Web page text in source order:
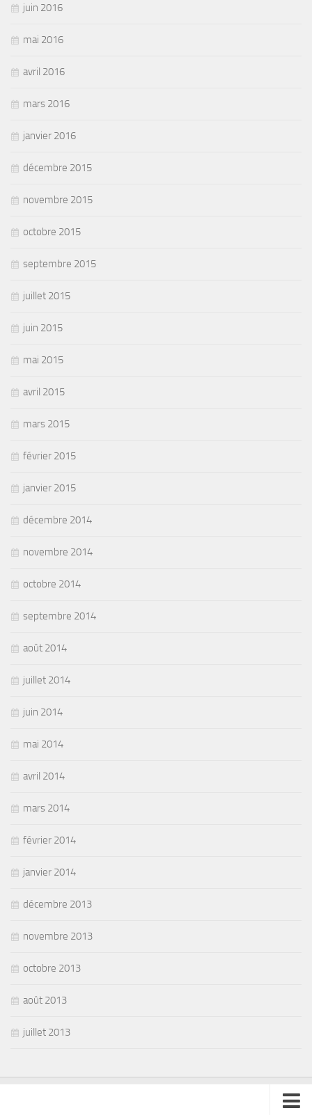
juin 2016
mai 2016
avril 2016
mars 2016
janvier 2016
décembre 2015
novembre 2015
octobre 2015
septembre 2015
juillet 2015
juin 2015
mai 2015
avril 2015
mars 2015
février 2015
janvier 2015
décembre 2014
novembre 2014
octobre 2014
septembre 2014
août 2014
juillet 2014
juin 2014
mai 2014
avril 2014
mars 2014
février 2014
janvier 2014
décembre 2013
novembre 2013
octobre 2013
août 2013
juillet 2013